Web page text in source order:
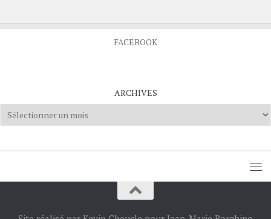
FACEBOOK
ARCHIVES
Archives